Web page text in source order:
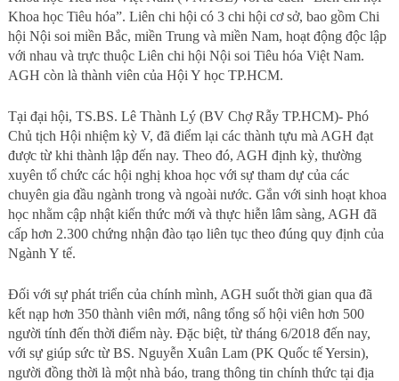
Khoa học Tiêu hóa”. Liên chi hội có 3 chi hội cơ sở, bao gồm Chi
hội Nội soi miền Bắc, miền Trung và miền Nam, hoạt động độc lập
với nhau và trực thuộc Liên chi hội Nội soi Tiêu hóa Việt Nam.
AGH còn là thành viên của Hội Y học TP.HCM.
Tại đại hội, TS.BS. Lê Thành Lý (BV Chợ Rẫy TP.HCM)- Phó
Chủ tịch Hội nhiệm kỳ V, đã điểm lại các thành tựu mà AGH đạt
được từ khi thành lập đến nay. Theo đó, AGH định kỳ, thường
xuyên tổ chức các hội nghị khoa học với sự tham dự của các
chuyên gia đầu ngành trong và ngoài nước. Gắn với sinh hoạt khoa
học nhằm cập nhật kiến thức mới và thực hiễn lâm sàng, AGH đã
cấp hơn 2.300 chứng nhận đào tạo liên tục theo đúng quy định của
Ngành Y tế.
Đối với sự phát triển của chính mình, AGH suốt thời gian qua đã
kết nạp hơn 350 thành viên mới, nâng tổng số hội viên hơn 500
người tính đến thời điểm này. Đặc biệt, từ tháng 6/2018 đến nay,
với sự giúp sức từ BS. Nguyễn Xuân Lam (PK Quốc tế Yersin),
người đồng thời là một nhà báo, trang thông tin chính thức tại địa